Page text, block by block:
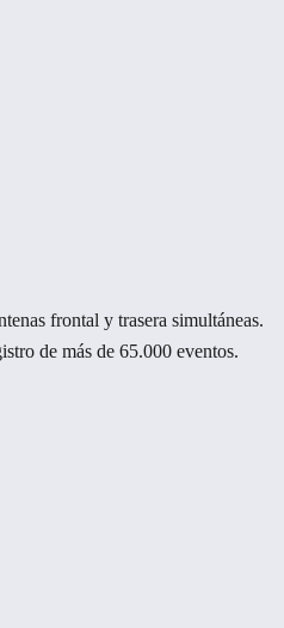
frontal y trasera simultáneas.
de más de 65.000 eventos.